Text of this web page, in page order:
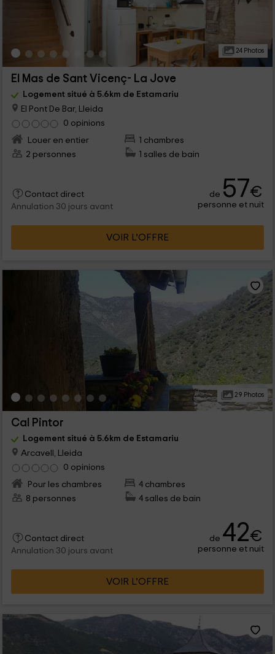
24 Photos
El Mas de Sant Vicenç- La Jove
Logement situé à 5.6km de Estamariu
El Pont De Bar, Lleida
0 opinions
Louer en entier
1 chambres
2 personnes
1 salles de bain
Contact direct
Annulation 30 jours avant
de 57€
personne et nuit
VOIR L’OFFRE
29 Photos
Cal Pintor
Logement situé à 5.6km de Estamariu
Arcavell, Lleida
0 opinions
Pour les chambres
4 chambres
8 personnes
4 salles de bain
Contact direct
Annulation 30 jours avant
de 42€
personne et nuit
VOIR L’OFFRE